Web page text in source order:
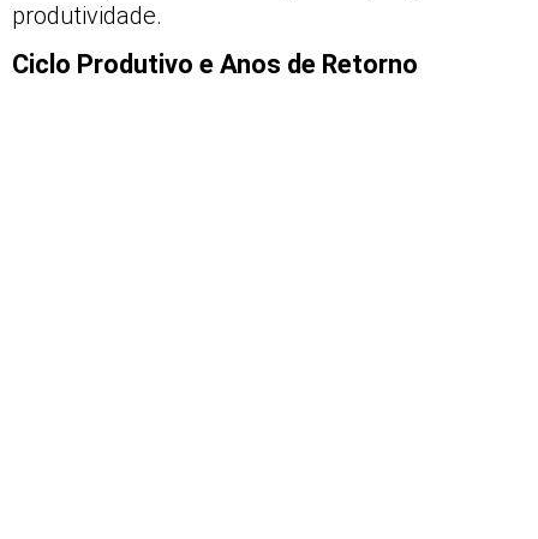
produtividade.
Ciclo Produtivo e Anos de Retorno